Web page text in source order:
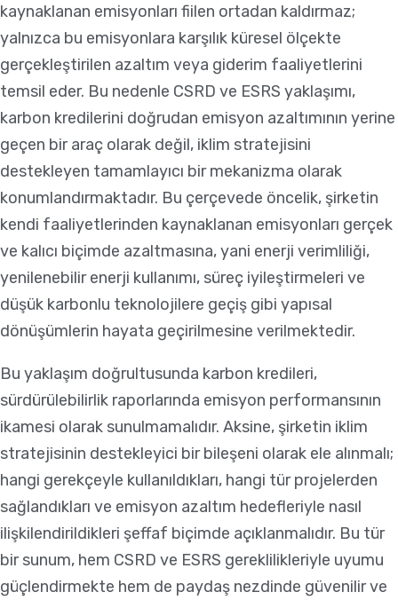
kaynaklanan emisyonları fiilen ortadan kaldırmaz;
yalnızca bu emisyonlara karşılık küresel ölçekte
gerçekleştirilen azaltım veya giderim faaliyetlerini
temsil eder. Bu nedenle CSRD ve ESRS yaklaşımı,
karbon kredilerini doğrudan emisyon azaltımının yerine
geçen bir araç olarak değil, iklim stratejisini
destekleyen tamamlayıcı bir mekanizma olarak
konumlandırmaktadır. Bu çerçevede öncelik, şirketin
kendi faaliyetlerinden kaynaklanan emisyonları gerçek
ve kalıcı biçimde azaltmasına, yani enerji verimliliği,
yenilenebilir enerji kullanımı, süreç iyileştirmeleri ve
düşük karbonlu teknolojilere geçiş gibi yapısal
dönüşümlerin hayata geçirilmesine verilmektedir.
Bu yaklaşım doğrultusunda karbon kredileri,
sürdürülebilirlik raporlarında emisyon performansının
ikamesi olarak sunulmamalıdır. Aksine, şirketin iklim
stratejisinin destekleyici bir bileşeni olarak ele alınmalı;
hangi gerekçeyle kullanıldıkları, hangi tür projelerden
sağlandıkları ve emisyon azaltım hedefleriyle nasıl
ilişkilendirildikleri şeffaf biçimde açıklanmalıdır. Bu tür
bir sunum, hem CSRD ve ESRS gereklilikleriyle uyumu
güçlendirmekte hem de paydaş nezdinde güvenilir ve